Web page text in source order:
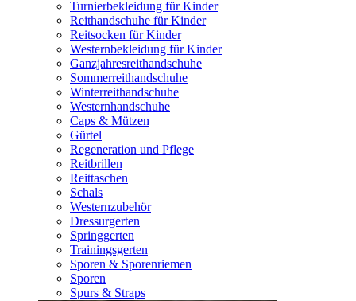
Turnierbekleidung für Kinder
Reithandschuhe für Kinder
Reitsocken für Kinder
Westernbekleidung für Kinder
Ganzjahresreithandschuhe
Sommerreithandschuhe
Winterreithandschuhe
Westernhandschuhe
Caps & Mützen
Gürtel
Regeneration und Pflege
Reitbrillen
Reittaschen
Schals
Westernzubehör
Dressurgerten
Springgerten
Trainingsgerten
Sporen & Sporenriemen
Sporen
Spurs & Straps